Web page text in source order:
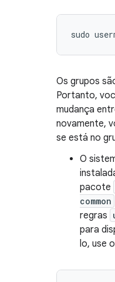
Os grupos
Portanto,
mudança
novamente,
se está no
O
pacote
common
regras
para
lo, use